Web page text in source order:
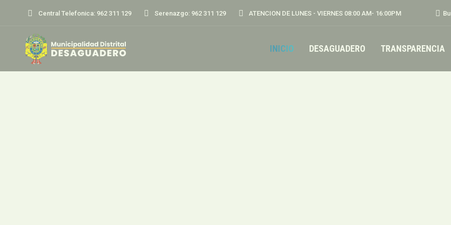
Central Telefonica: 962 311 129 Serenazgo: 962 311 129 ATENCION DE LUNES - VIERNES 08:00 AM- 16:00PM
INICIO DESAGUADERO TRANSPARENCIA